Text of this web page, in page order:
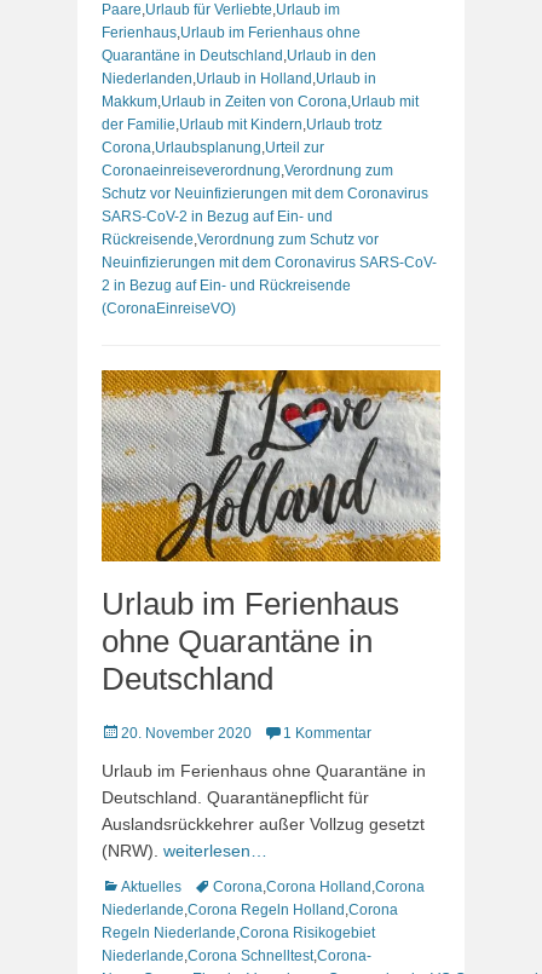
Paare,Urlaub für Verliebte,Urlaub im
Ferienhaus,Urlaub im Ferienhaus ohne
Quarantäne in Deutschland ,Urlaub in den
Niederlanden,Urlaub in Holland ,Urlaub in
Makkum,Urlaub in Zeiten von Corona,Urlaub mit
der Familie,Urlaub mit Kindern,Urlaub trotz
Corona,Urlaubsplanung,Urteil zur
Coronaeinreiseverordnung,Verordnung zum
Schutz vor Neuinfizierungen mit dem Coronavirus
SARS-CoV-2 in Bezug auf Ein- und
Rückreisende,Verordnung zum Schutz vor
Neuinfizierungen mit dem Coronavirus SARS-CoV-
2 in Bezug auf Ein- und Rückreisende
(CoronaEinreiseVO)
Urlaub im Ferienhaus
ohne Quarantäne in
Deutschland
Veröffentlicht
20. November 2020 1 Kommentar
Urlaub im Ferienhaus ohne Quarantäne in
Deutschland. Quarantänepflicht für
Auslandsrückkehrer außer Vollzug gesetzt
(NRW). weiterlesen…
Kategorien
Aktuelles Schlagworte
Corona Corona Holland Corona
Niederlande Corona Regeln Holland Corona
Regeln Niederlande Corona Risikogebiet
Niederlande Corona Schnelltest,Corona-